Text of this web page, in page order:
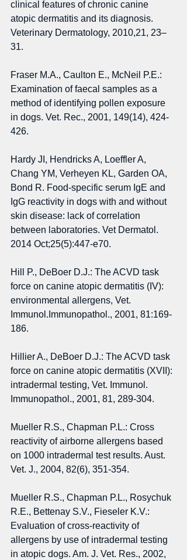
clinical features of chronic canine
atopic dermatitis and its diagnosis.
Veterinary Dermatology, 2010,21, 23–
31.
Fraser M.A., Caulton E., McNeil P.E.:
Examination of faecal samples as a
method of identifying pollen exposure
in dogs. Vet. Rec., 2001, 149(14), 424-
426.
Hardy JI, Hendricks A, Loeffler A,
Chang YM, Verheyen KL, Garden OA,
Bond R. Food-specific serum IgE and
IgG reactivity in dogs with and without
skin disease: lack of correlation
between laboratories. Vet Dermatol.
2014 Oct;25(5):447-e70.
Hill P., DeBoer D.J.: The ACVD task
force on canine atopic dermatitis (IV):
environmental allergens, Vet.
Immunol.Immunopathol., 2001, 81:169-
186.
Hillier A., DeBoer D.J.: The ACVD task
force on canine atopic dermatitis (XVII):
intradermal testing, Vet. Immunol.
Immunopathol., 2001, 81, 289-304.
Mueller R.S., Chapman P.L.: Cross
reactivity of airborne allergens based
on 1000 intradermal test results. Aust.
Vet. J., 2004, 82(6), 351-354.
Mueller R.S., Chapman P.L., Rosychuk
R.E., Bettenay S.V., Fieseler K.V.:
Evaluation of cross-reactivity of
allergens by use of intradermal testing
in atopic dogs. Am. J. Vet. Res., 2002,